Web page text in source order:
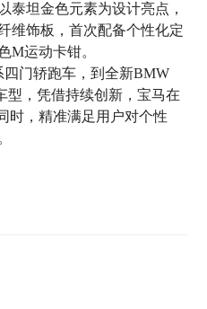
泰坦金色元素为设计亮点，
维饰板，首次配备个性化定
M运动卡钳。
门轿跑车，到全新BMW
型，凭借持续创新，宝马在
时，精准满足用户对个性